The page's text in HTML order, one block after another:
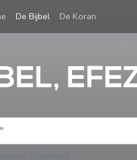
(current)
De Bijbel De Koran